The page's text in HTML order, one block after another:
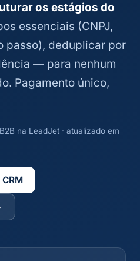
os estágios do
essenciais (CNPJ,
passo), deduplicar por
— para nenhum
Pagamento único,
na LeadJet · atualizado em